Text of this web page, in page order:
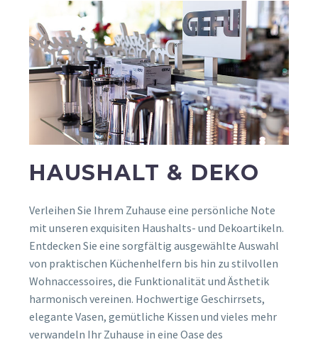
HAUSHALT & DEKO
Verleihen Sie Ihrem Zuhause eine persönliche Note
mit unseren exquisiten Haushalts- und Dekoartikeln.
Entdecken Sie eine sorgfältig ausgewählte Auswahl
von praktischen Küchenhelfern bis hin zu stilvollen
Wohnaccessoires, die Funktionalität und Ästhetik
harmonisch vereinen. Hochwertige Geschirrsets,
elegante Vasen, gemütliche Kissen und vieles mehr
verwandeln Ihr Zuhause in eine Oase des